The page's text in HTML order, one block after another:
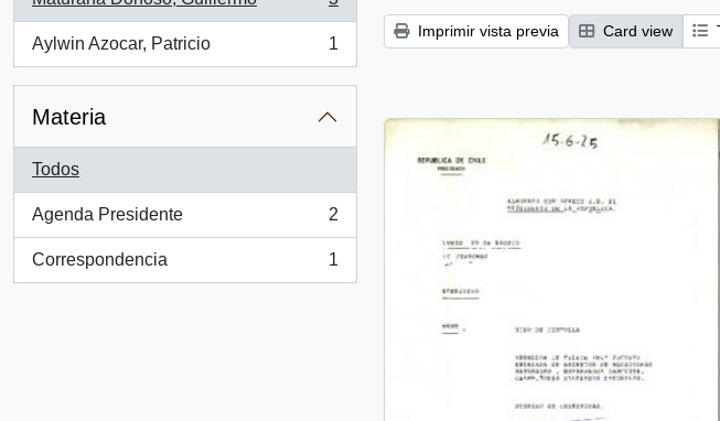
, 3 resultados
Aylwin Azocar, Patricio
, 1 resultados
1
Materia
Todos
Agenda Presidente
, 2 resultados
2
Correspondencia
, 1 resultados
1
Imprimir vista previa Card view